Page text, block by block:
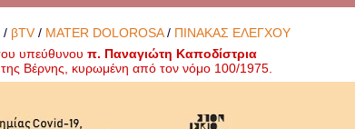
/ βTV / MATER DOLOROSA/ ΠΙΝΑΚΑΣ ΕΛΕΓΧΟΥ
υπεύθυνουπ. Παναγιώτη Καποδίστρια
Βέρνης, κυρωμένη από τον νόμο 100/1975.